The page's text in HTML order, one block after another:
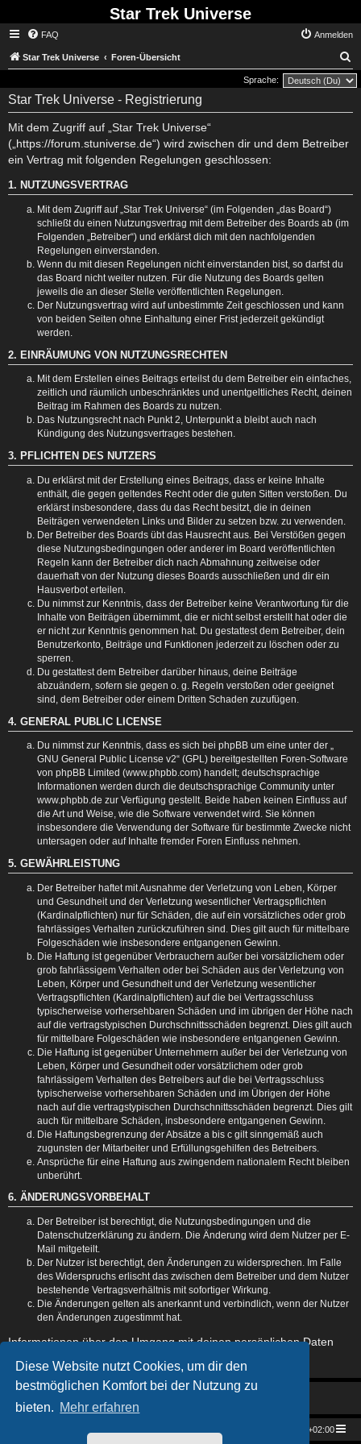
Diese Website nutzt Cookies, um dir den
bestmöglichen Komfort bei der Nutzung zu
bieten. Mehr erfahren
Star Trek Universe
FAQ Anmelden
Star Trek Universe Foren-Übersicht
Sprache:
Star Trek Universe - Registrierung
Mit dem Zugriff auf „Star Trek Universe“
(„https://forum.stuniverse.de“) wird zwischen dir und dem Betreiber
ein Vertrag mit folgenden Regelungen geschlossen:
1. NUTZUNGSVERTRAG
Mit dem Zugriff auf „Star Trek Universe“ (im Folgenden „das Board“)
schließt du einen Nutzungsvertrag mit dem Betreiber des Boards ab (im
Folgenden „Betreiber“) und erklärst dich mit den nachfolgenden
Regelungen einverstanden.
Wenn du mit diesen Regelungen nicht einverstanden bist, so darfst du
das Board nicht weiter nutzen. Für die Nutzung des Boards gelten
jeweils die an dieser Stelle veröffentlichten Regelungen.
Der Nutzungsvertrag wird auf unbestimmte Zeit geschlossen und kann
von beiden Seiten ohne Einhaltung einer Frist jederzeit gekündigt
werden.
2. EINRÄUMUNG VON NUTZUNGSRECHTEN
Mit dem Erstellen eines Beitrags erteilst du dem Betreiber ein einfaches,
zeitlich und räumlich unbeschränktes und unentgeltliches Recht, deinen
Beitrag im Rahmen des Boards zu nutzen.
Das Nutzungsrecht nach Punkt 2, Unterpunkt a bleibt auch nach
Kündigung des Nutzungsvertrages bestehen.
3. PFLICHTEN DES NUTZERS
Du erklärst mit der Erstellung eines Beitrags, dass er keine Inhalte
enthält, die gegen geltendes Recht oder die guten Sitten verstoßen. Du
erklärst insbesondere, dass du das Recht besitzt, die in deinen
Beiträgen verwendeten Links und Bilder zu setzen bzw. zu verwenden.
Der Betreiber des Boards übt das Hausrecht aus. Bei Verstößen gegen
diese Nutzungsbedingungen oder anderer im Board veröffentlichten
Regeln kann der Betreiber dich nach Abmahnung zeitweise oder
dauerhaft von der Nutzung dieses Boards ausschließen und dir ein
Hausverbot erteilen.
Du nimmst zur Kenntnis, dass der Betreiber keine Verantwortung für die
Inhalte von Beiträgen übernimmt, die er nicht selbst erstellt hat oder die
er nicht zur Kenntnis genommen hat. Du gestattest dem Betreiber, dein
Benutzerkonto, Beiträge und Funktionen jederzeit zu löschen oder zu
sperren.
Du gestattest dem Betreiber darüber hinaus, deine Beiträge
abzuändern, sofern sie gegen o. g. Regeln verstoßen oder geeignet
sind, dem Betreiber oder einem Dritten Schaden zuzufügen.
4. GENERAL PUBLIC LICENSE
Du nimmst zur Kenntnis, dass es sich bei phpBB um eine unter der „
GNU General Public License v2“ (GPL) bereitgestellten Foren-Software
von phpBB Limited (www.phpbb.com) handelt; deutschsprachige
Informationen werden durch die deutschsprachige Community unter
www.phpbb.de zur Verfügung gestellt. Beide haben keinen Einfluss auf
die Art und Weise, wie die Software verwendet wird. Sie können
insbesondere die Verwendung der Software für bestimmte Zwecke nicht
untersagen oder auf Inhalte fremder Foren Einfluss nehmen.
5. GEWÄHRLEISTUNG
Der Betreiber haftet mit Ausnahme der Verletzung von Leben, Körper
und Gesundheit und der Verletzung wesentlicher Vertragspflichten
(Kardinalpflichten) nur für Schäden, die auf ein vorsätzliches oder grob
fahrlässiges Verhalten zurückzuführen sind. Dies gilt auch für mittelbare
Folgeschäden wie insbesondere entgangenen Gewinn.
Die Haftung ist gegenüber Verbrauchern außer bei vorsätzlichem oder
grob fahrlässigem Verhalten oder bei Schäden aus der Verletzung von
Leben, Körper und Gesundheit und der Verletzung wesentlicher
Vertragspflichten (Kardinalpflichten) auf die bei Vertragsschluss
typischerweise vorhersehbaren Schäden und im übrigen der Höhe nach
auf die vertragstypischen Durchschnittsschäden begrenzt. Dies gilt auch
für mittelbare Folgeschäden wie insbesondere entgangenen Gewinn.
Die Haftung ist gegenüber Unternehmern außer bei der Verletzung von
Leben, Körper und Gesundheit oder vorsätzlichem oder grob
fahrlässigem Verhalten des Betreibers auf die bei Vertragsschluss
typischerweise vorhersehbaren Schäden und im Übrigen der Höhe
nach auf die vertragstypischen Durchschnittsschäden begrenzt. Dies gilt
auch für mittelbare Schäden, insbesondere entgangenen Gewinn.
Die Haftungsbegrenzung der Absätze a bis c gilt sinngemäß auch
zugunsten der Mitarbeiter und Erfüllungsgehilfen des Betreibers.
Ansprüche für eine Haftung aus zwingendem nationalem Recht bleiben
unberührt.
6. ÄNDERUNGSVORBEHALT
Der Betreiber ist berechtigt, die Nutzungsbedingungen und die
Datenschutzerklärung zu ändern. Die Änderung wird dem Nutzer per E-
Mail mitgeteilt.
Der Nutzer ist berechtigt, den Änderungen zu widersprechen. Im Falle
des Widerspruchs erlischt das zwischen dem Betreiber und dem Nutzer
bestehende Vertragsverhältnis mit sofortiger Wirkung.
Die Änderungen gelten als anerkannt und verbindlich, wenn der Nutzer
den Änderungen zugestimmt hat.
Informationen über den Umgang mit deinen persönlichen Daten
UTC+02:00